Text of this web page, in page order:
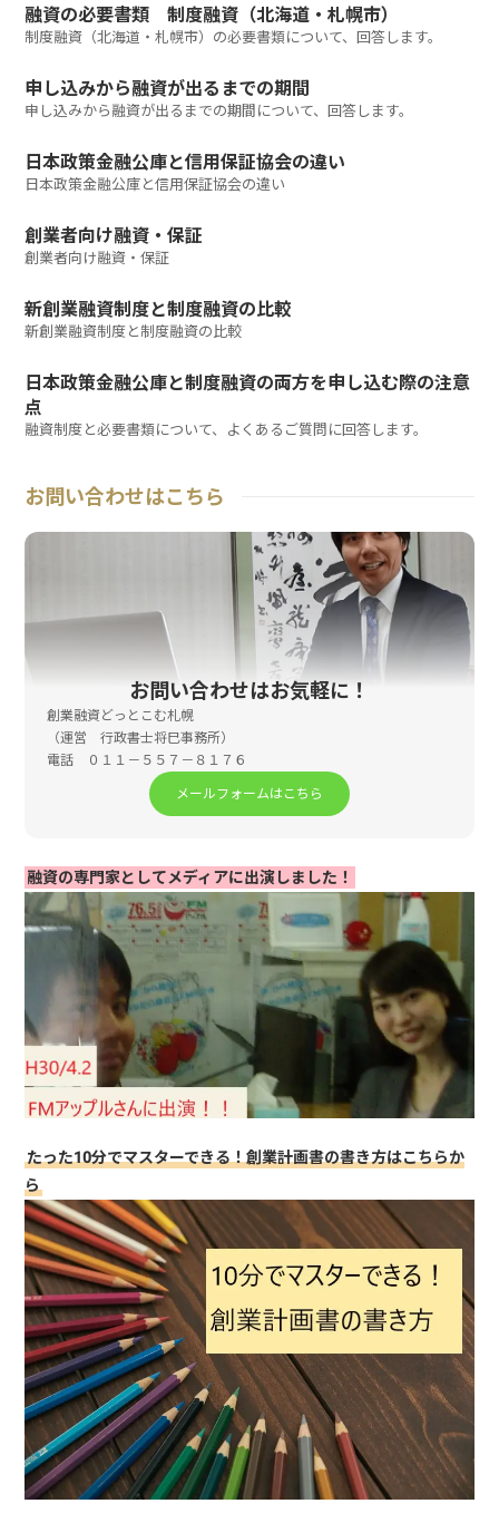
融資の必要書類 制度融資（北海道・札幌市）
制度融資（北海道・札幌市）の必要書類について、回答します。
申し込みから融資が出るまでの期間
申し込みから融資が出るまでの期間について、回答します。
日本政策金融公庫と信用保証協会の違い
日本政策金融公庫と信用保証協会の違い
創業者向け融資・保証
創業者向け融資・保証
新創業融資制度と制度融資の比較
新創業融資制度と制度融資の比較
日本政策金融公庫と制度融資の両方を申し込む際の注意
点
融資制度と必要書類について、よくあるご質問に回答します。
お問い合わせはこちら
お問い合わせはお気軽に！
創業融資どっとこむ札幌
（運営 行政書士将巳事務所）
電話 ０１１－５５７－８１７６
メールフォームはこちら
融資の専門家としてメディアに出演しました！
たった10分でマスターできる！創業計画書の書き方はこちらか
ら